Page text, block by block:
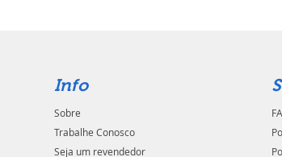
Info
Sobre
Trabalhe Conosco
Seja um revendedor